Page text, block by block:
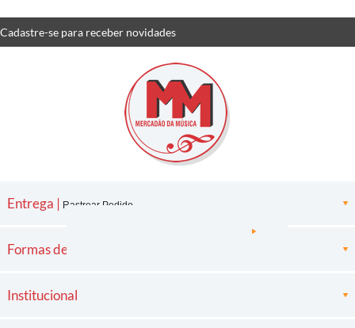
Cadastre-se para receber novidades
Entrega | Rastrear Pedido
Formas de pagamento
Institucional